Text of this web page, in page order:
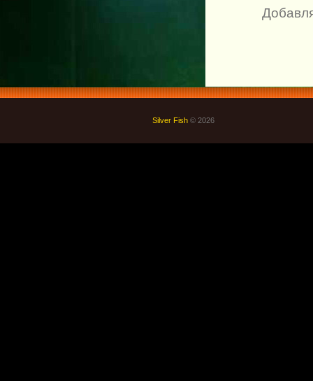
Silver Fish © 2026